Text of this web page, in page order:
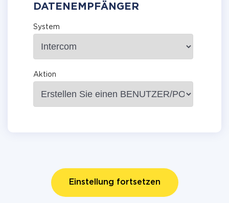
DATENEMPFÄNGER
System
Aktion
Einstellung fortsetzen